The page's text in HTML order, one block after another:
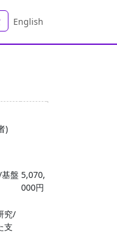
English
)
盤 5,070,
000円
究/
支